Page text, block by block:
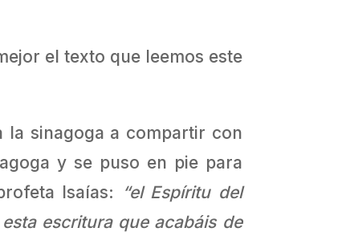
el texto que leemos este
la sinagoga a compartir con
y se puso en pie para
Isaías:
“el Espíritu del
escritura que acabáis de